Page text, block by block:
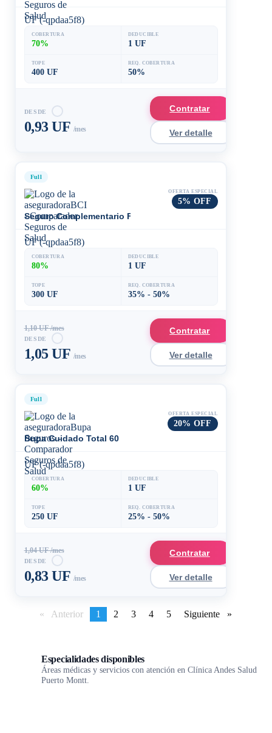
UF (-qpdaa5f8)
COBERTURA
70%
DEDUCIBLE
1 UF
TOPE
400 UF
REQ. COBERTURA
50%
DESDE
0,93 UF /mes
Contratar
Ver detalle
Full
Seguro Complementario Fonasa/Isapre 80
OFERTA ESPECIAL
5% OFF
UF (-qpdaa5f8)
COBERTURA
80%
DEDUCIBLE
1 UF
TOPE
300 UF
REQ. COBERTURA
35% - 50%
1,10 UF /mes
DESDE
1,05 UF /mes
Contratar
Ver detalle
Full
Bupa Cuidado Total 60
OFERTA ESPECIAL
20% OFF
UF (-qpdaa5f8)
COBERTURA
60%
DEDUCIBLE
1 UF
TOPE
250 UF
REQ. COBERTURA
25% - 50%
1,04 UF /mes
DESDE
0,83 UF /mes
Contratar
Ver detalle
Anterior pageYou're
on
1 page
2 page
3 page
4 page
5 Siguiente page
Especialidades disponibles
Áreas médicas y servicios con atención en Clínica Andes Salud
Puerto Montt.